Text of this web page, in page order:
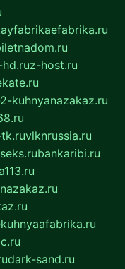
z-host.ru
kuhnyanazakaz.ru
vlknrussia.ru
bankaribi.ru
dark-sand.ru